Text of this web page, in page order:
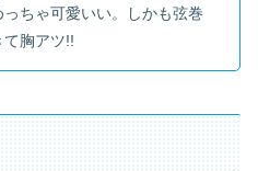
ちゃ可愛いい。しかも弦巻
胸アツ!!